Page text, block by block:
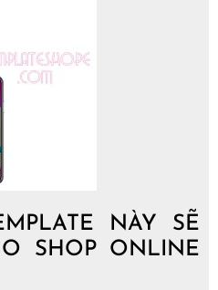
NÀY SẼ
SHOP ONLINE